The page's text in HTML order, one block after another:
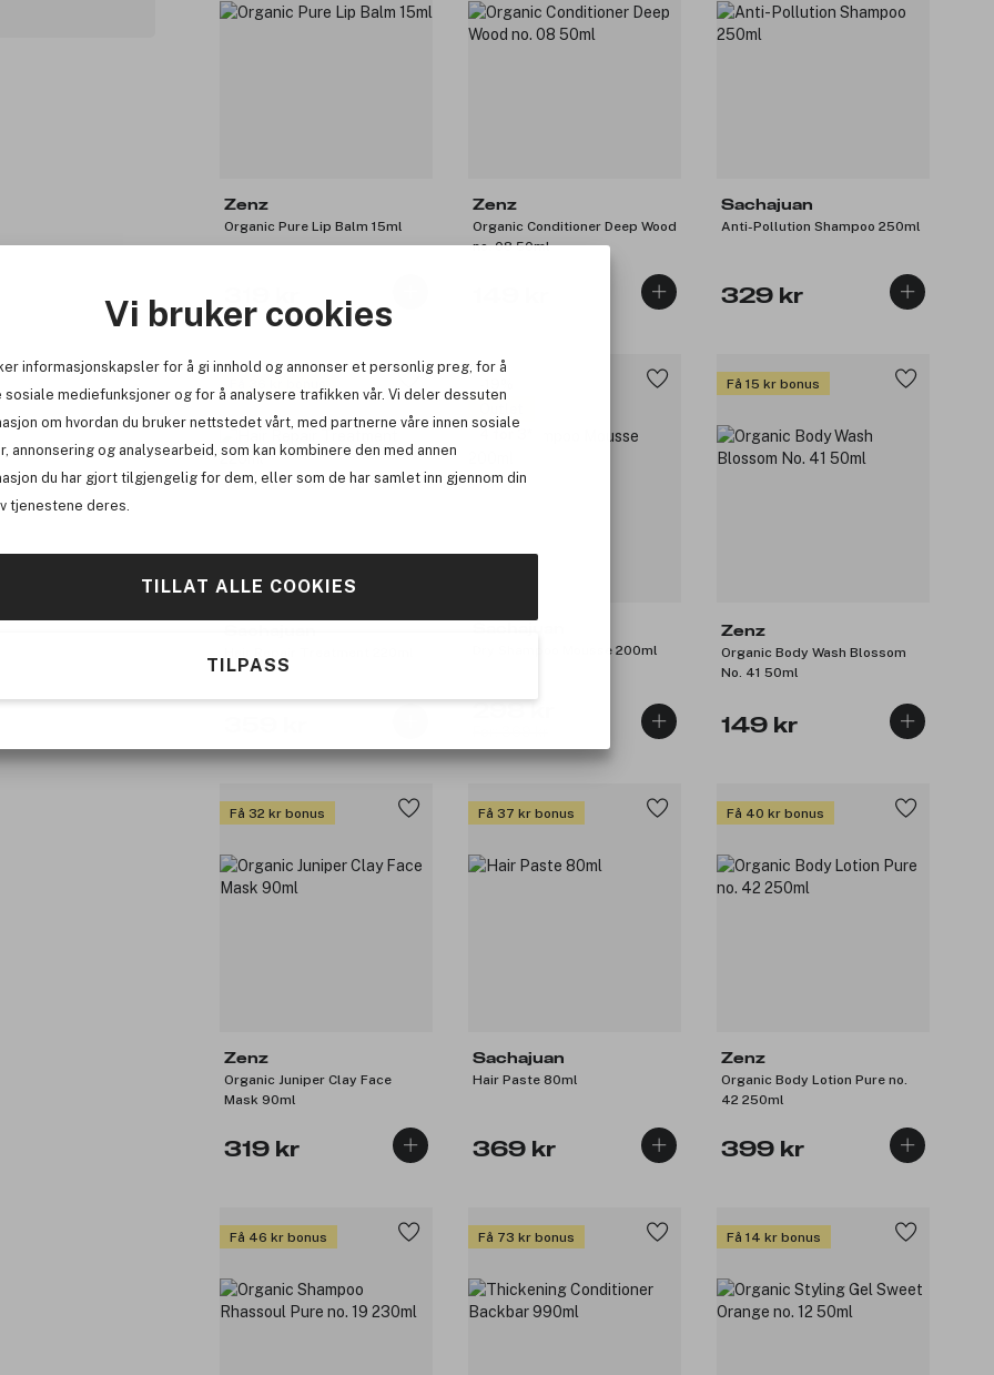
Vi bruker cookies
informasjonskapsler for å gi innhold og annonser et personlig preg, for å
sosiale mediefunksjoner og for å analysere trafikken vår. Vi deler dessuten
om hvordan du bruker nettstedet vårt, med partnerne våre innen sosiale
annonsering og analysearbeid, som kan kombinere den med annen
du har gjort tilgjengelig for dem, eller som de har samlet inn gjennom din
tjenestene deres.
TILLAT ALLE COOKIES
TILPASS
Zenz
Organic Pure Lip Balm 15ml
Zenz
Organic Conditioner Deep Wood
no. 08 50ml
Sachajuan
Anti-Pollution Shampoo 250ml
329 kr
Dry Shampoo Mousse 200ml
Få 15 kr bonus
Zenz
Organic Body Wash Blossom
No. 41 50ml
149 kr
Få 32 kr bonus
Zenz
Organic Juniper Clay Face
Mask 90ml
319 kr
Få 37 kr bonus
Sachajuan
Hair Paste 80ml
369 kr
Få 40 kr bonus
Zenz
Organic Body Lotion Pure no.
42 250ml
399 kr
Få 46 kr bonus Få 73 kr bonus Få 14 kr bonus